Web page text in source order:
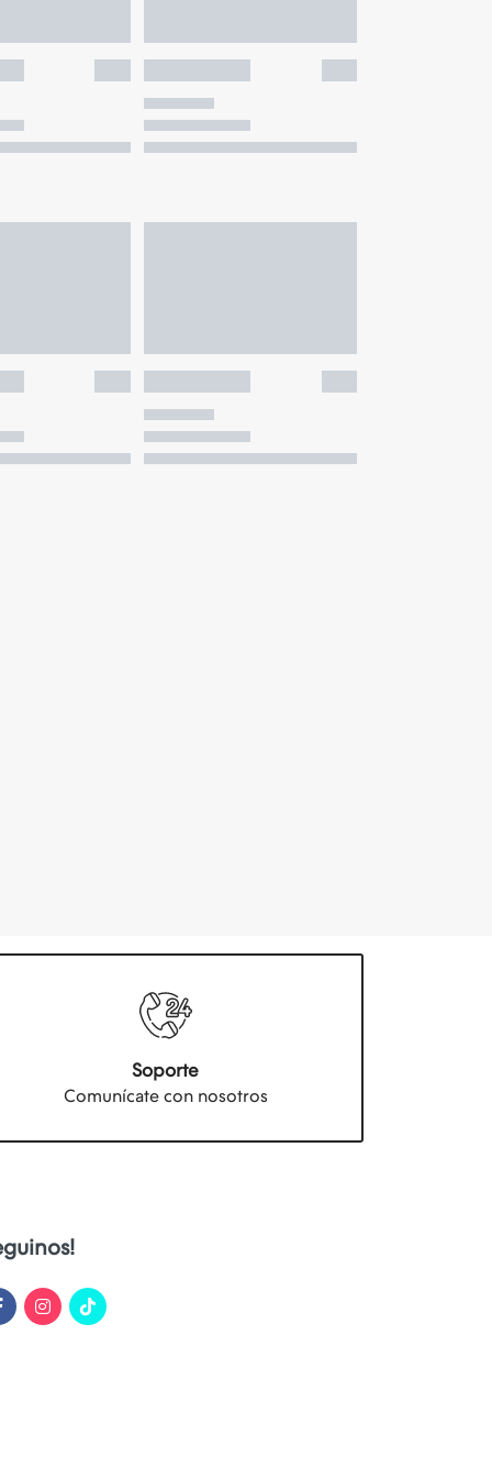
Soporte
Comunícate con nosotros